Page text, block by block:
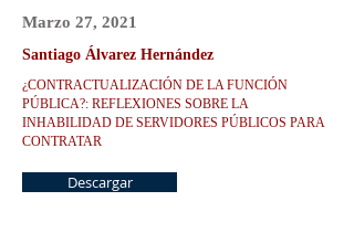
Marzo 27, 2021
Santiago Álvarez Hernández
¿CONTRACTUALIZACIÓN DE LA FUNCIÓN
PÚBLICA?: REFLEXIONES SOBRE LA
INHABILIDAD DE SERVIDORES PÚBLICOS PARA
CONTRATAR
Descargar